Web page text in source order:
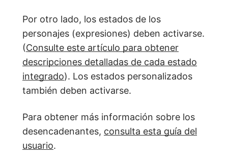
Por otro lado, los estados de los
personajes (expresiones) deben activarse.
(Consulte este artículo para obtener
descripciones detalladas de cada estado
integrado). Los estados personalizados
también deben activarse.
Para obtener más información sobre los
desencadenantes, consulta esta guía del
usuario.